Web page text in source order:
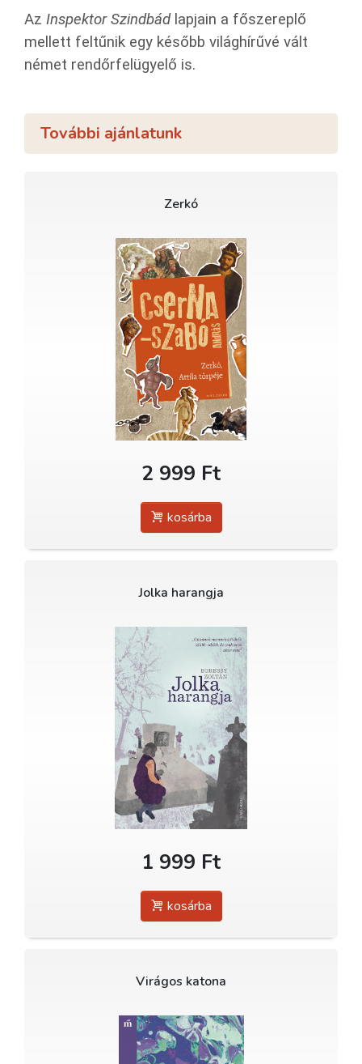
Az Inspektor Szindbádlapjain a főszereplő
mellett feltűnik egy később világhírűvé vált
német rendőrfelügyelő is.
További ajánlatunk
Zerkó
2 999 Ft
kosárba
Jolka harangja
1 999 Ft
kosárba
Virágos katona